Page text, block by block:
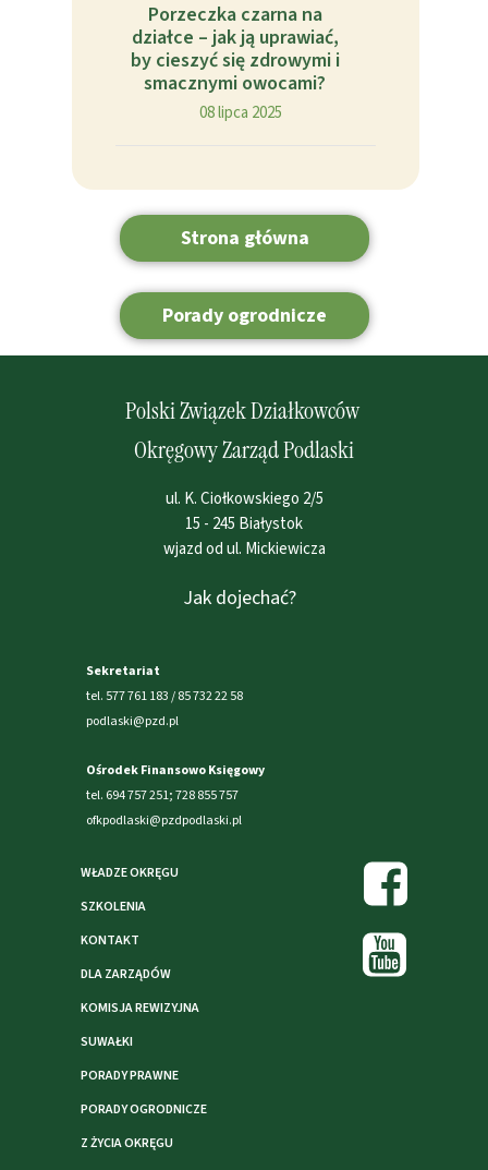
Porady ogrodnicze
Porzeczka czarna na
działce – jak ją uprawiać,
by cieszyć się zdrowymi i
smacznymi owocami?
08 lipca 2025
Strona główna
Jak dojechać?
Polski Związek Działkowców
Okręgowy Zarząd Podlaski
ul. K. Ciołkowskiego 2/5
15 - 245 Białystok
wjazd od ul. Mickiewicza
Sekretariat
tel. 577 761 183 / 85 732 22 58
podlaski@pzd.pl
Ośrodek Finansowo Księgowy
tel. 694 757 251; 728 855 757
ofkpodlaski@pzdpodlaski.pl
WŁADZE OKRĘGU
SZKOLENIA
KONTAKT
DLA ZARZĄDÓW
KOMISJA REWIZYJNA
SUWAŁKI
PORADY PRAWNE
PORADY OGRODNICZE
Z ŻYCIA OKRĘGU